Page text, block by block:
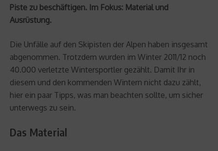
Piste zu beschäftigen. Im Fokus: Material und
Ausrüstung.
Die Unfälle auf den Skipisten der Alpen haben insgesamt
abgenommen. Trotzdem wurden im Winter 2011/12 noch
40.000 verletzte Wintersportler gezählt. Damit Ihr in
diesem und den kommenden Wintern nicht dazu zählt,
hier ein paar Tipps, was man beachten sollte, um sicher
unterwegs zu sein.
Das Material